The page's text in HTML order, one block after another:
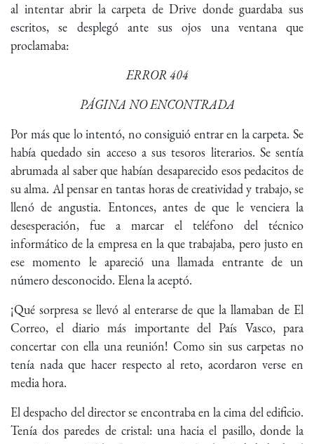
al intentar abrir la carpeta de Drive donde guardaba sus
escritos, se desplegó ante sus ojos una ventana que
proclamaba:
ERROR 404
PÁGINA NO ENCONTRADA
Por más que lo intentó, no consiguió entrar en la carpeta. Se
había quedado sin acceso a sus tesoros literarios. Se sentía
abrumada al saber que habían desaparecido esos pedacitos de
su alma. Al pensar en tantas horas de creatividad y trabajo, se
llenó de angustia. Entonces, antes de que le venciera la
desesperación, fue a marcar el teléfono del técnico
informático de la empresa en la que trabajaba, pero justo en
ese momento le apareció una llamada entrante de un
número desconocido. Elena la aceptó.
¡Qué sorpresa se llevó al enterarse de que la llamaban de El
Correo, el diario más importante del País Vasco, para
concertar con ella una reunión! Como sin sus carpetas no
tenía nada que hacer respecto al reto, acordaron verse en
media hora.
El despacho del director se encontraba en la cima del edificio.
Tenía dos paredes de cristal: una hacia el pasillo, donde la